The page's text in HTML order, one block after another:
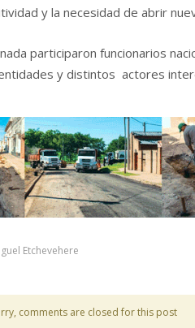
y la necesidad de abrir
participaron funcionarios
y distintos actores
Etchevehere
comments are closed for this post